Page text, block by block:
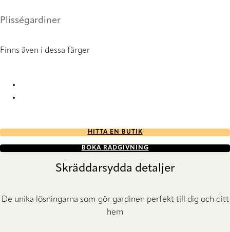
Plisségardiner
Finns även i dessa färger
HITTA EN BUTIK
BOKA RÅDGIVNING
Skräddarsydda detaljer
De unika lösningarna som gör gardinen perfekt till dig och ditt
hem